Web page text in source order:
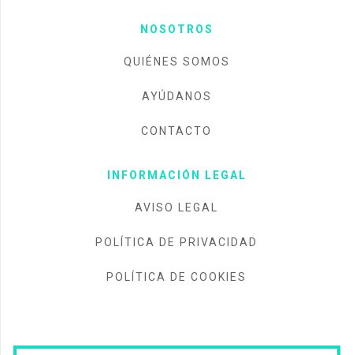
NOSOTROS
QUIÉNES SOMOS
AYÚDANOS
CONTACTO
INFORMACIÓN LEGAL
AVISO LEGAL
POLÍTICA DE PRIVACIDAD
POLÍTICA DE COOKIES